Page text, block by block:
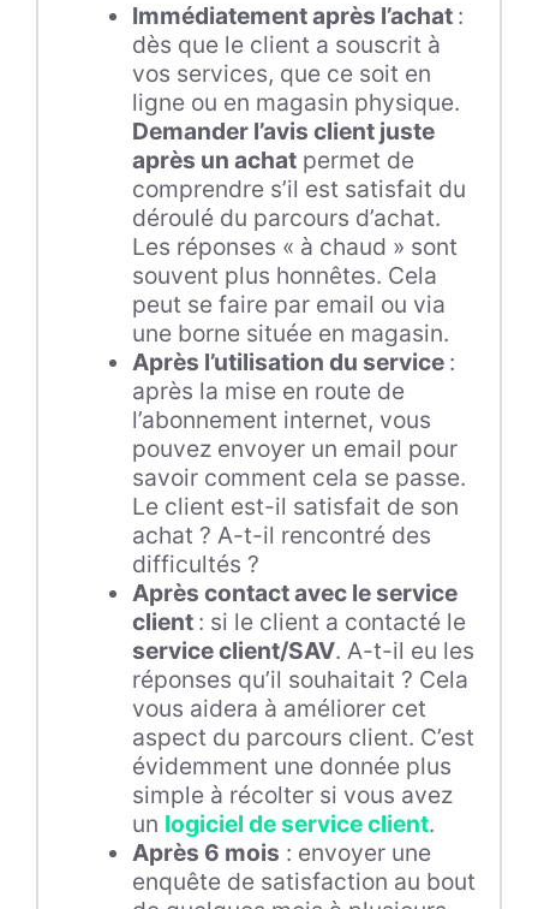
Immédiatement après l’achat :
dès que le client a souscrit à
vos services, que ce soit en
ligne ou en magasin physique.
Demander l’avis client juste
après un achatpermet de
comprendre s’il est satisfait du
déroulé du parcours d’achat.
Les réponses « à chaud » sont
souvent plus honnêtes. Cela
peut se faire par email ou via
une borne située en magasin.
Après l’utilisation du service :
après la mise en route de
l’abonnement internet, vous
pouvez envoyer un email pour
savoir comment cela se passe.
Le client est-il satisfait de son
achat ? A-t-il rencontré des
difficultés ?
Après contact avec le service
client : si le client a contacté le
service client/SAV. A-t-il eu les
réponses qu’il souhaitait ? Cela
vous aidera à améliorer cet
aspect du parcours client. C’est
évidemment une donnée plus
simple à récolter si vous avez
un logiciel de service client.
Après 6 mois : envoyer une
enquête de satisfaction au bout